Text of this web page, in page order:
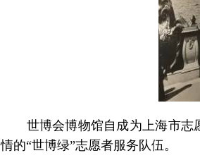
世博会博物馆自成为上海市志愿
情的“世博绿”志愿者服务队伍。